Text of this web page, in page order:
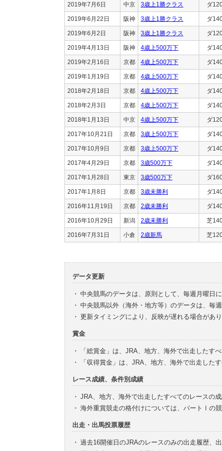
2019年7月6日 中京 3歳上1勝クラス ダ
2019年6月22日 阪神 3歳上1勝クラス ダ
2019年6月2日 阪神 3歳上1勝クラス ダ
2019年4月13日 阪神 4歳上500万下 ダ
2019年2月16日 京都 4歳上500万下 ダ
2019年1月19日 京都 4歳上500万下 ダ
2018年2月18日 京都 4歳上500万下 ダ
2018年2月3日 京都 4歳上500万下 ダ
2018年1月13日 中京 4歳上500万下 ダ
2017年10月21日 京都 3歳上500万下 ダ
2017年10月9日 京都 3歳上500万下 ダ
2017年4月29日 京都 3歳500万下 ダ
2017年1月28日 東京 3歳500万下 ダ
2017年1月8日 京都 3歳未勝利 ダ
2016年11月19日 京都 2歳未勝利 ダ
2016年10月29日 新潟 2歳未勝利 芝
2016年7月31日 小倉 2歳新馬 芝
データ更新
・ 中央競馬のデータは、原則として、毎週月曜日
・ 中央競馬以外（海外・地方等）のデータは、毎
・ 更新タイミングにより、反映が遅れる場合があ
賞金
・
「総賞金」は、JRA、地方、海外で出走したす
・
「収得賞金」は、JRA、地方、海外で出走した
レース成績、条件別成績
・ JRA、地方、海外で出走したすべてのレースの
・ 海外重賞競走の格付けについては、パートⅠの
出走・出馬投票履歴
・ 過去16開催日のJRAのレースのみの出走履歴、